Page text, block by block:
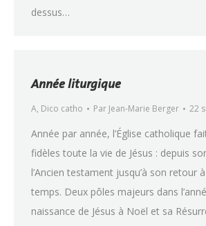
dessus…
Année liturgique
A, Dico catho Par Jean-Marie Berger 22
Année par année, l’Église catholique
fidèles toute la vie de Jésus : depuis
l’Ancien testament jusqu’à son retour
temps. Deux pôles majeurs dans
naissance de Jésus à Noël et sa